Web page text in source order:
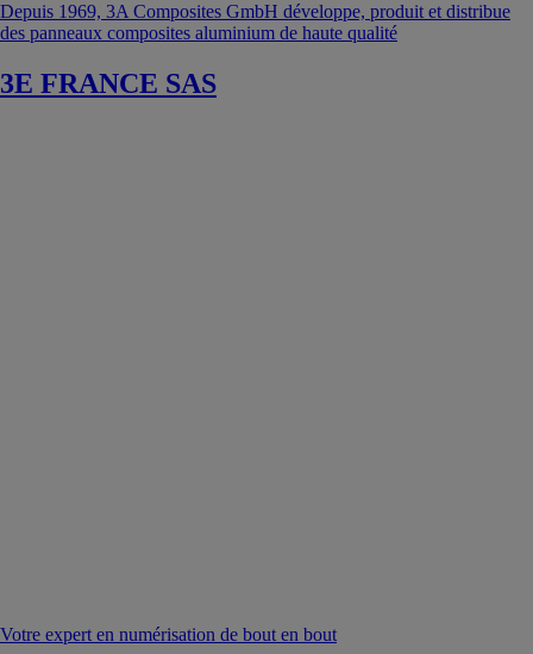
Depuis 1969, 3A Composites GmbH développe, produit et distribue
des panneaux composites aluminium de haute qualité
3E FRANCE SAS
Votre expert en numérisation de bout en bout